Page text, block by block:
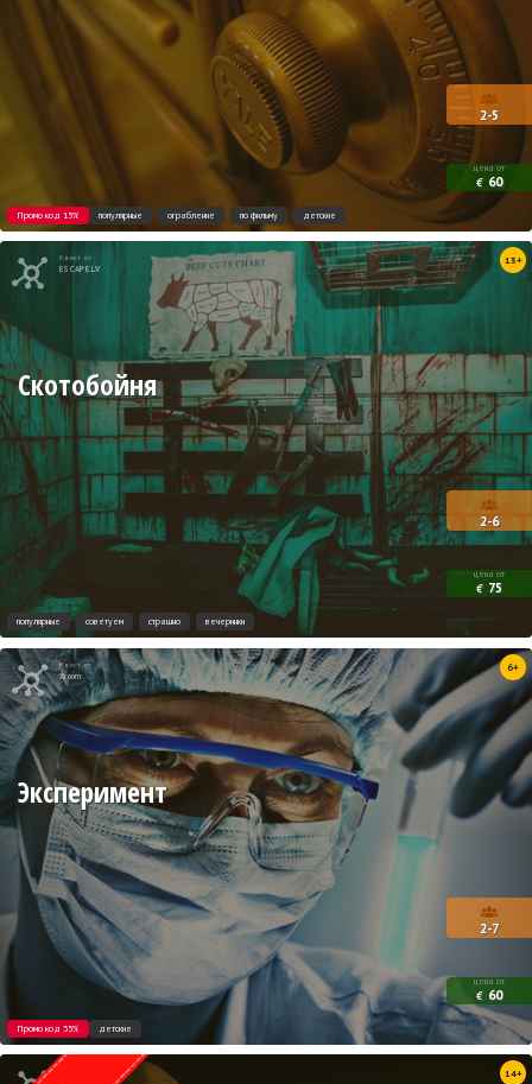
2-5
цена от
€ 60
Промо код 15% популярные ограбление по фильму детские
Квест от
ESCAPE.LV
13+
2-6
цена от
€ 75
Скотобойня
популярные советуем страшно вечеринки
Квест от
Xroom
6+
2-7
цена от
€ 60
Эксперимент
Промо код 35% детские
14+